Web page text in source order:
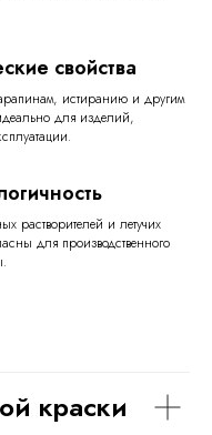
свойства
истиранию и другим
для изделий,
растворителей и летучих
для производственного
краски